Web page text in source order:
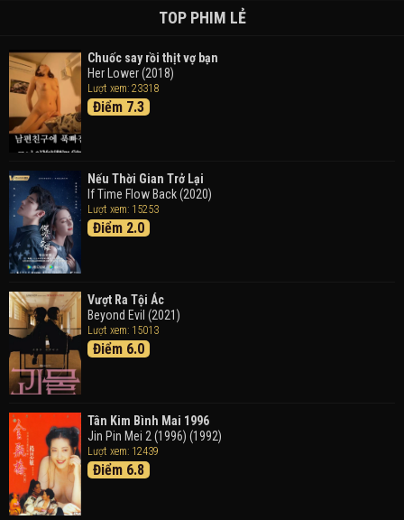
Takas (2024)
Thám Tử Lừng Danh Conan 26: Tàu Ngầm Sắt Màu
Đen
Detective Conan: Black Iron Submarine (2023)
Trong Tranh
Doraemon the Movie: Nobita's Art World Tales (2025)
Tháng Ngày Tươi Đẹp
TOP PHIM LẺ
Chuốc say rồi thịt vợ bạn
Her Lower (2018)
Lượt xem: 23318
Điểm 7.3
Nếu Thời Gian Trở Lại
If Time Flow Back (2020)
Lượt xem: 15253
Điểm 2.0
Vượt Ra Tội Ác
Beyond Evil (2021)
Lượt xem: 15013
Điểm 6.0
Tân Kim Bình Mai 1996
Jin Pin Mei 2 (1996) (1992)
Lượt xem: 12439
Điểm 6.8